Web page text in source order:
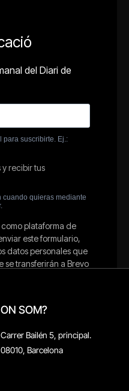
ON SOM?
Carrer Bailén 5, principal.
08010, Barcelona